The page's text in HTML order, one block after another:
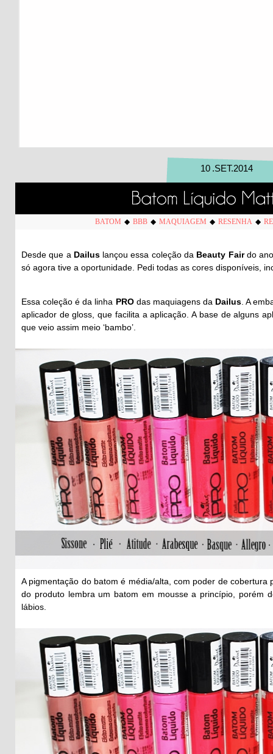
10 .SET.2014
BATOM ◆ BBB ◆ MAQUIAGEM ◆ RESENHA ◆
Desde que a Dailuslançou essa coleção da Beauty Fairdo
só agora tive a oportunidade. Pedi todas as cores disponíveis,
Essa coleção é da linha PROdas maquiagens da Dailus . A
aplicador de gloss, que facilita a aplicação. A base de alguns
que veio assim meio ‘bambo’.
A pigmentação do batom é média/alta, com poder de cobertura
do produto lembra um batom em mousse a princípio, porém
lábios.